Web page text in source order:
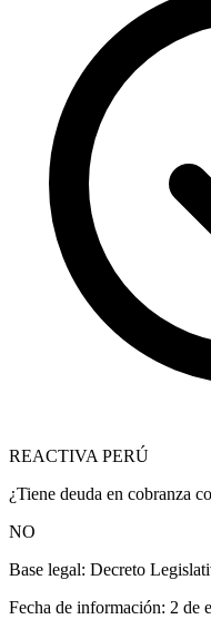
REACTIVA PERÚ
¿Tiene deuda en cobranza
NO
Base legal: Decreto
Fecha de información: 2 de